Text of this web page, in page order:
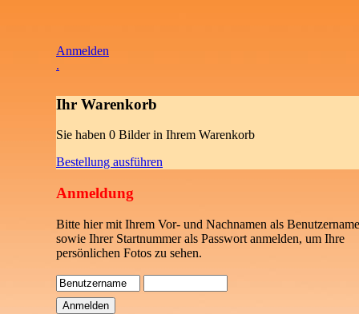
Anmelden
.
Ihr Warenkorb
Sie haben 0 Bilder in Ihrem Warenkorb
Bestellung ausführen
Anmeldung
Bitte hier mit Ihrem Vor- und Nachnamen als
sowie Ihrer Startnummer als Passwort anmelden, um Ihre
persönlichen Fotos zu sehen.